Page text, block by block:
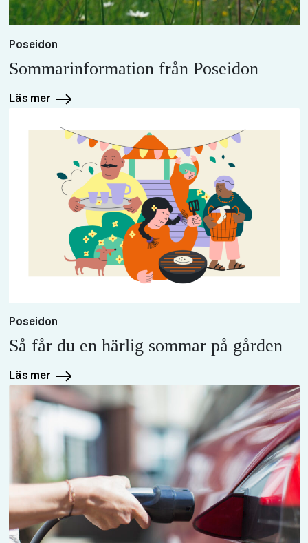
Poseidon
Sommarinformation från Poseidon
Läs mer
Poseidon
Så får du en härlig sommar på gården
Läs mer